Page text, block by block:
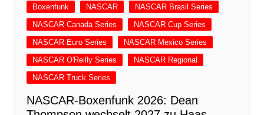
Boxenfunk NASCAR
NASCAR Brasil Series
NASCAR Canada Series
NASCAR Cup Series
NASCAR Euro Series
NASCAR Mexico Series
NASCAR O'Reilly Series
NASCAR Regional
NASCAR Truck Series
NASCAR-Boxenfunk 2026: Dean